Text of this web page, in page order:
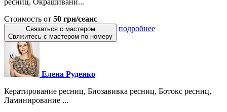
Стоимость от 50 грн/сеанс
Связаться с мастером
Свяжитесь с мастером по номеру
подробнее
Елена Руденко
Кератирование ресниц, Биозавивка ресниц, Ботокс ресниц,
Ламинирование ...